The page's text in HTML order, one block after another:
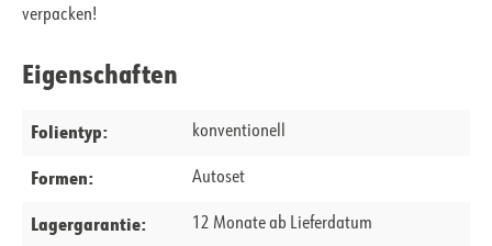
verpacken!
Eigenschaften
Folientyp: konventionell
Formen: Autoset
Lagergarantie: 12 Monate ab Lieferdatum